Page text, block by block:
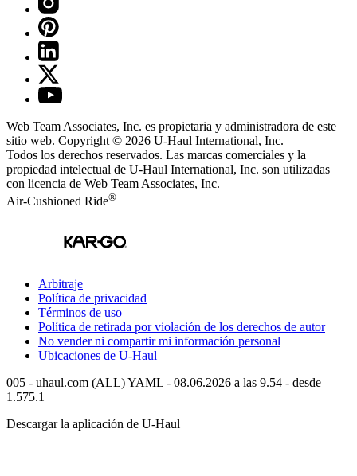
Web Team Associates, Inc. es propietaria y administradora de este
sitio web. Copyright © 2026 U-Haul International, Inc.
Todos los derechos reservados. Las marcas comerciales y la
propiedad intelectual de U-Haul International, Inc. son utilizadas
con licencia de Web Team Associates, Inc.
Air-Cushioned Ride®
Arbitraje
Política de privacidad
Términos de uso
Política de retirada por violación de los derechos de autor
No vender ni compartir mi información personal
Ubicaciones de U-Haul
005 - uhaul.com (ALL) YAML - 08.06.2026 a las 9.54 - desde
1.575.1
Descargar la aplicación de U-Haul